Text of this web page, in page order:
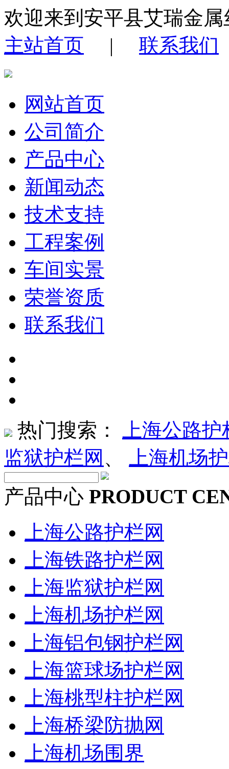
欢迎来到安平县艾瑞金
主站首页 | 联系我们
网站首页
公司简介
产品中心
新闻动态
技术支持
工程案例
车间实景
荣誉资质
联系我们
热门搜索：
上海公路
监狱护栏网 、
上海机场
产品中心 PRODUCT
上海公路护栏网
上海铁路护栏网
上海监狱护栏网
上海机场护栏网
上海铝包钢护栏网
上海篮球场护栏网
上海桃型柱护栏网
上海桥梁防抛网
上海机场围界